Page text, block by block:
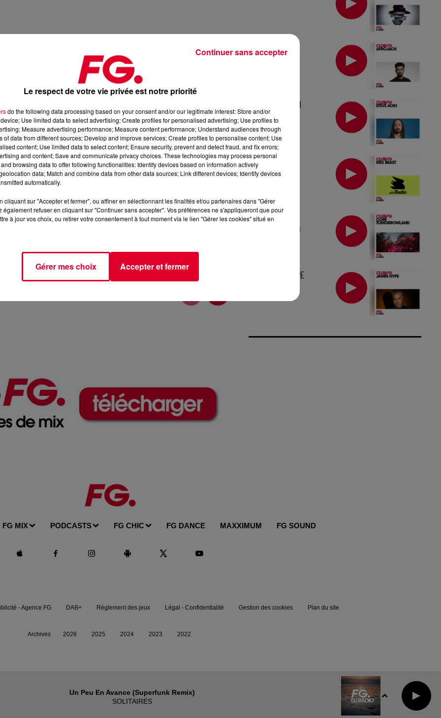
et sur l’Application FG (IOShttps://urlz.fr/hhZxGoogle Play
pour plus d'informations.
MIX : AFROJACK
MIX : STEVE AOKI
MIX : MDL BEAST
MIX : CORE
TOMORROWLAND
MIX : JAMES HYPE
FG MIX PODCASTS FG CHIC FG DANCE MAXXIMUM FG SOUND
Un Peu En Avance (superfunk Remix)
SOLITAIRES
- Agence FG DAB+ Règlement des jeux Légal - Confidentialité Gestion des cookies Plan du site
Archives 2026 2025 2024 2023 2022
Le respect de votre vie privée est notre priorité
do the following data processing based on your consent and/or our legitimate interest: Store and/or
Use limited data to select advertising; Create profiles for personalised advertising; Use profiles to
Measure advertising performance; Measure content performance; Understand audiences through
of data from different sources; Develop and improve services; Create profiles to personalise content; Use
content; Use limited data to select content; Ensure security, prevent and detect fraud, and fix errors;
and content; Save and communicate privacy choices. These technologies may process personal
browsing data to offer following functionalities: Identify devices based on information actively
data; Match and combine data from other data sources; Link different devices; Identify devices
automatically.
cliquant sur "Accepter et fermer", ou affiner en sélectionnant les finalités et/ou partenaires dans "Gérer
également refuser en cliquant sur "Continuer sans accepter". Vos préférences ne s'appliqueront que pour
à jour vos choix, ou retirer votre consentement à tout moment via le lien "Gérer les cookies" situé en
Gérer mes choix Accepter et fermer
Continuer sans accepter